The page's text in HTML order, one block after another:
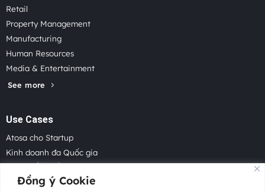
Đồng ý Cookie
Retail
Property Management
Manufacturing
Human Resources
Media & Entertainment
See more
Use Cases
Atosa cho Startup
Kinh doanh đa Quốc gia
Freelancers